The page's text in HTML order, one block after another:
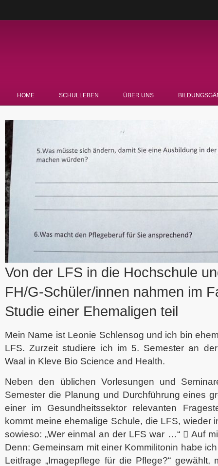
HOME SCHULLEBEN ÜBER UNS
Von der LFS in die Hochschule
FH/G-Schüler/innen nahmen im
Studie einer Ehemaligen teil
Mein Name ist Leonie Schlensog und ich bin
LFS. Zurzeit studiere ich im 5. Semester an
Waal in Kleve Bio Science and Health.
Neben den üblichen Vorlesungen und
Semester die Planung und Durchführung eines
einer im Gesundheitssektor relevanten
kommt meine ehemalige Schule, die LFS, wieder
sowieso: „Wer einmal an der LFS war …“  Auf
Denn: Gemeinsam mit einer Kommilitonin habe
Leitfrage „Imagepflege für die Pflege?“